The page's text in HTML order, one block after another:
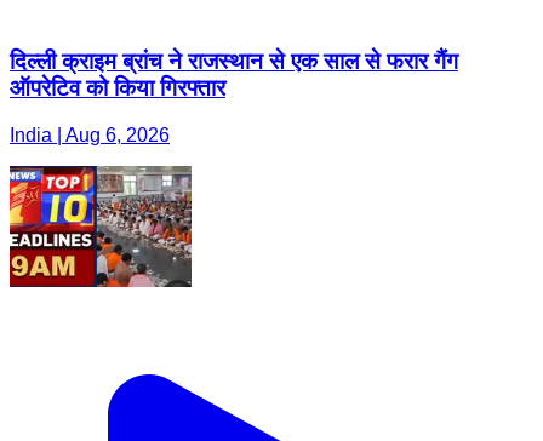
दिल्ली क्राइम ब्रांच ने राजस्थान से एक साल से फरार गैंग
ऑपरेटिव को किया गिरफ्तार
India | Aug 6, 2026